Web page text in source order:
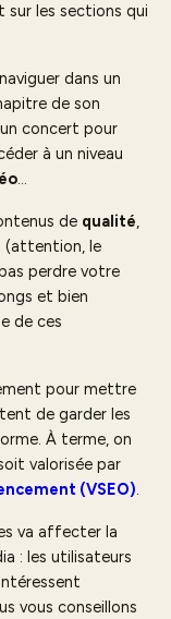
sur les sections qui
dans un
de son
concert pour
à un niveau
…
de qualité,
(attention, le
perdre votre
et bien
de ces
pour mettre
de garder les
À terme, on
valorisée par
(VSEO).
va affecter la
: les utilisateurs
vous conseillons